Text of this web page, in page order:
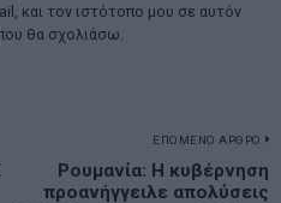
και τον ιστότοπο μου σε αυτόν
θα σχολιάσω.
ΕΠΟΜΕΝΟ ΑΡΘΡΟ
Ρουμανία: Η κυβέρνηση
προανήγγειλε απολύσεις